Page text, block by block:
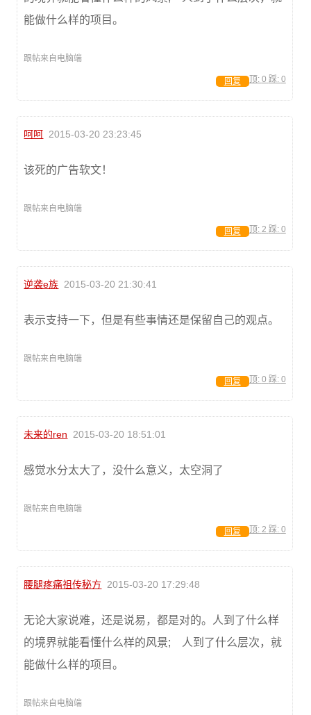
能做什么样的项目。
跟帖来自电脑端
顶: 0 踩: 0
回复
呵呵 2015-03-20 23:23:45
该死的广告软文！
跟帖来自电脑端
顶: 2 踩: 0
回复
逆袭e族 2015-03-20 21:30:41
表示支持一下，但是有些事情还是保留自己的观点。
跟帖来自电脑端
顶: 0 踩: 0
回复
未来的ren 2015-03-20 18:51:01
感觉水分太大了，没什么意义，太空洞了
跟帖来自电脑端
顶: 2 踩: 0
回复
腰腿疼痛祖传秘方 2015-03-20 17:29:48
无论大家说难，还是说易，都是对的。人到了什么样
的境界就能看懂什么样的风景; 人到了什么层次，就
能做什么样的项目。
跟帖来自电脑端